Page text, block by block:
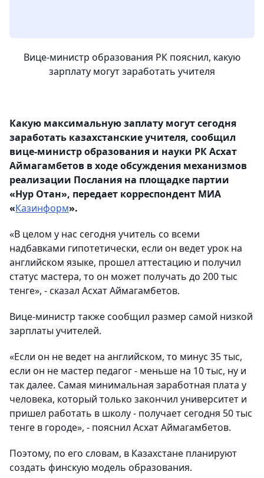
Вице-министр образования РК пояснил, какую
зарплату могут заработать учителя
Какую максимальную заплату могут сегодня
заработать казахстанские учителя, сообщил
вице-министр образования и науки РК Асхат
Аймагамбетов в ходе обсуждения механизмов
реализации Послания на площадке партии
«Нур Отан», передает корреспондент МИА
«Казинформ».
«В целом у нас сегодня учитель со всеми
надбавками гипотетически, если он ведет урок на
английском языке, прошел аттестацию и получил
статус мастера, то он может получать до 200 тыс
тенге», - сказал Асхат Аймагамбетов.
Вице-министр также сообщил размер самой низкой
зарплаты учителей.
«Если он не ведет на английском, то минус 35 тыс,
если он не мастер педагог - меньше на 10 тыс, ну и
так далее. Самая минимальная заработная плата у
человека, который только закончил университет и
пришел работать в школу - получает сегодня 50 тыс
тенге в городе», - пояснил Асхат Аймагамбетов.
Поэтому, по его словам, в Казахстане планируют
создать финскую модель образования.